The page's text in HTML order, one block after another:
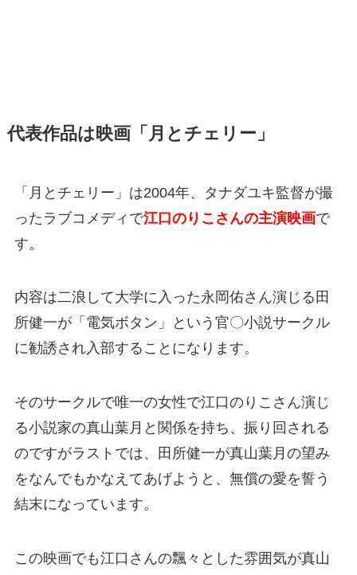
代表作品は映画「月とチェリー」
「月とチェリー」は2004年、タナダユキ監督が撮
ったラブコメディで江口のりこさんの主演映画で
す。
内容は二浪して大学に入った永岡佑さん演じる田
所健一が「電気ボタン」という官〇小説サークル
に勧誘され入部することになります。
そのサークルで唯一の女性で江口のりこさん演じ
る小説家の真山葉月と関係を持ち、振り回される
のですがラストでは、田所健一が真山葉月の望み
をなんでもかなえてあげようと、無償の愛を誓う
結末になっています。
この映画でも江口さんの飄々とした雰囲気が真山